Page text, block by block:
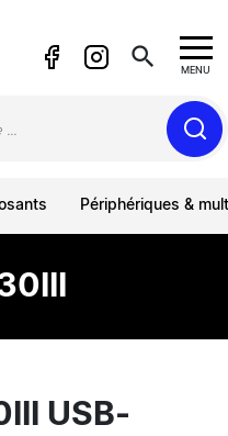
search MENU
Périphériques &
USB-